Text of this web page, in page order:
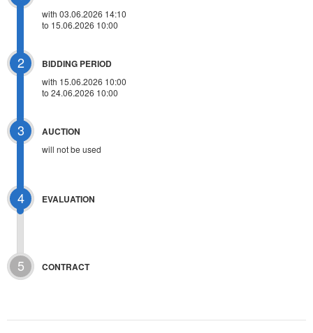
with 03.06.2026 14:10
to 15.06.2026 10:00
2 BIDDING PERIOD
with 15.06.2026 10:00
to 24.06.2026 10:00
3 AUCTION
will not be used
4 EVALUATION
5 CONTRACT